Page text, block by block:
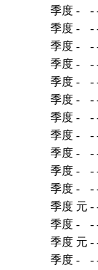
季度 - -
季度 - -
季度 - -
季度 - -
季度 - -
季度 - -
季度 - -
季度 - -
季度 - -
季度 - -
季度 - -
季度 元 -
季度 - -
季度 元 -
季度 - -